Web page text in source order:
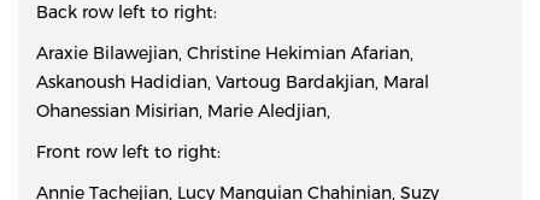
Back row left to right:
Araxie Bilawejian, Christine Hekimian Afarian,
Askanoush Hadidian, Vartoug Bardakjian, Maral
Ohanessian Misirian, Marie Aledjian,
Front row left to right:
Annie Tachejian, Lucy Manguian Chahinian, Suzy